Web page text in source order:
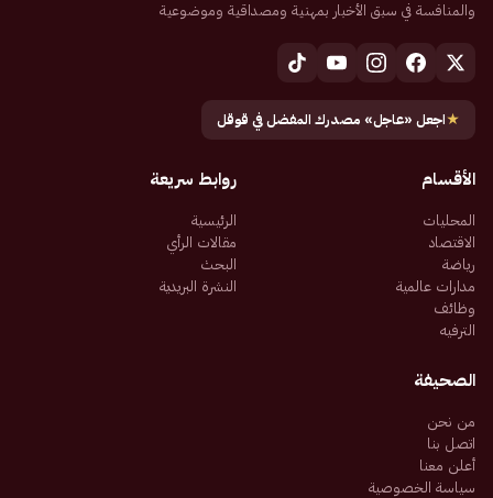
والمنافسة في سبق الأخبار بمهنية ومصداقية وموضوعية
★اجعل «عاجل» مصدرك المفضل في قوقل
الأقسام
المحليات
الاقتصاد
رياضة
مدارات عالمية
وظائف
الترفيه
روابط سريعة
الرئيسية
مقالات الرأي
البحث
النشرة البريدية
الصحيفة
من نحن
اتصل بنا
أعلن معنا
سياسة الخصوصية